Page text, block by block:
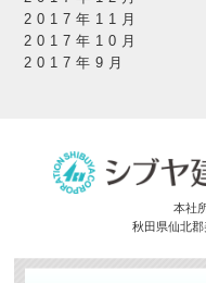
2017年11月
2017年10月
2017年9月
本社
秋田県仙北